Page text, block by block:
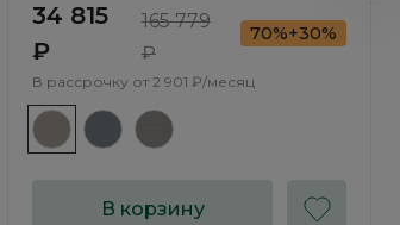
34 815
₽
165 779
₽
70%+30%
В рассрочку от 2 901 ₽/месяц
В корзину